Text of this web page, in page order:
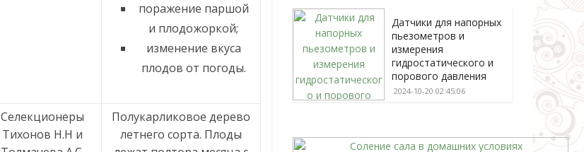
поражение паршой
и плодожоркой;
изменение вкуса
плодов от погоды.
Селекционеры
Тихонов Н.Н и
Полукарликовое дерево
летнего сорта. Плоды
Датчики для напорных
пьезометров и
измерения
гидростатического и
порового давления
2024-10-20 02:45:06